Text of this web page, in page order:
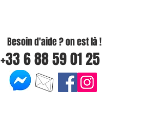
Besoin d'aide ? on est là !
+33 6 88 59 01 25